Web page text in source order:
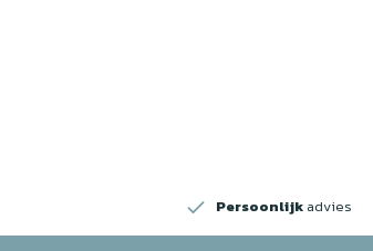
Persoonlijk advies